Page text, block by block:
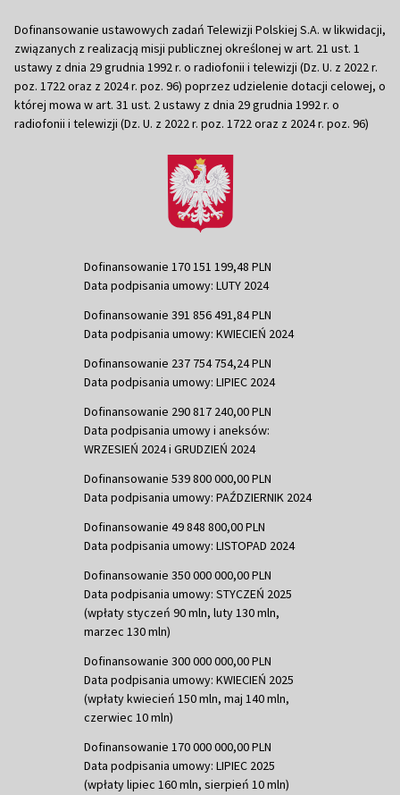
Dofinansowanie ustawowych zadań Telewizji Polskiej S.A. w likwidacji,
związanych z realizacją misji publicznej określonej w art. 21 ust. 1
ustawy z dnia 29 grudnia 1992 r. o radiofonii i telewizji (Dz. U. z 2022 r.
poz. 1722 oraz z 2024 r. poz. 96) poprzez udzielenie dotacji celowej, o
której mowa w art. 31 ust. 2 ustawy z dnia 29 grudnia 1992 r. o
radiofonii i telewizji (Dz. U. z 2022 r. poz. 1722 oraz z 2024 r. poz. 96)
Dofinansowanie 170 151 199,48 PLN
Data podpisania umowy: LUTY 2024
Dofinansowanie 391 856 491,84 PLN
Data podpisania umowy: KWIECIEŃ 2024
Dofinansowanie 237 754 754,24 PLN
Data podpisania umowy: LIPIEC 2024
Dofinansowanie 290 817 240,00 PLN
Data podpisania umowy i aneksów:
WRZESIEŃ 2024 i GRUDZIEŃ 2024
Dofinansowanie 539 800 000,00 PLN
Data podpisania umowy: PAŹDZIERNIK 2024
Dofinansowanie 49 848 800,00 PLN
Data podpisania umowy: LISTOPAD 2024
Dofinansowanie 350 000 000,00 PLN
Data podpisania umowy: STYCZEŃ 2025
(wpłaty styczeń 90 mln, luty 130 mln,
marzec 130 mln)
Dofinansowanie 300 000 000,00 PLN
Data podpisania umowy: KWIECIEŃ 2025
(wpłaty kwiecień 150 mln, maj 140 mln,
czerwiec 10 mln)
Dofinansowanie 170 000 000,00 PLN
Data podpisania umowy: LIPIEC 2025
(wpłaty lipiec 160 mln, sierpień 10 mln)